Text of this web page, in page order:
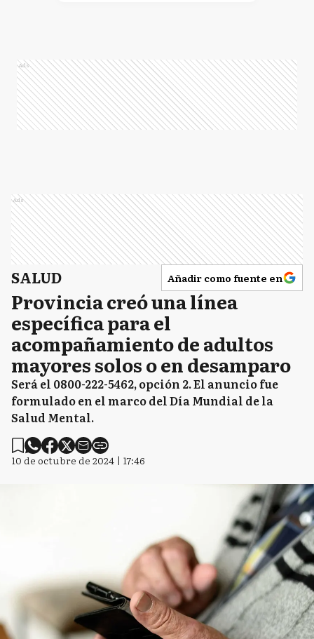
Ads
Ads
SALUD Añadir como fuente en
Provincia creó una línea
específica para el
acompañamiento de adultos
mayores solos o en desamparo
Será el 0800-222-5462, opción 2. El anuncio fue
formulado en el marco del Día Mundial de la
Salud Mental.
10 de octubre de 2024 | 17:46